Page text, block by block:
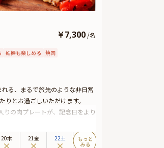
￥7,300 /名
妊婦も楽しめる 焼肉
る、まるで旅先のような非日常
とお過ごしいただけます。
の肉プレートが、記念日をより
楽しめるリゾートBBQを満喫い
20木 21金 22土